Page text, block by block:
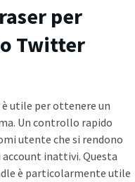
per
Twitter
utile per ottenere un
Un controllo rapido
utente che si rendono
inattivi. Questa
è particolarmente utile